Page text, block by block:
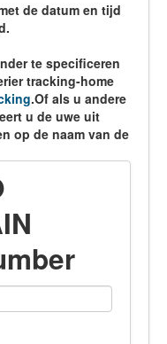
de datum en tijd
te specificeren
tracking-home
.Of als u andere
u de uwe uit
op de naam van de